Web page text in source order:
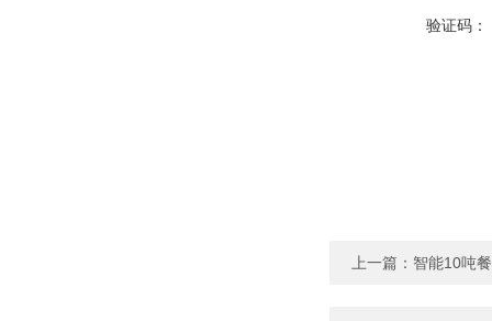
验证码：
上一篇： 智能10吨